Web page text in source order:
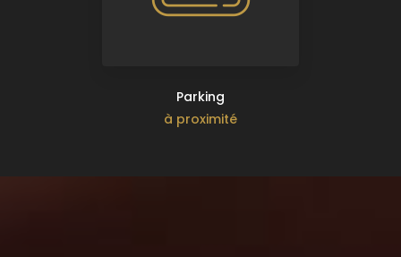
Parking
à proximité